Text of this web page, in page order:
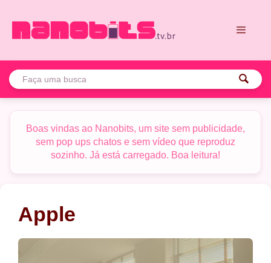
para
Boas vindas ao Nanobits, um site sem publicidade,
sem pop ups chatos e sem vídeo que reproduz
sozinho. Já está carregado. Boa leitura!
Apple